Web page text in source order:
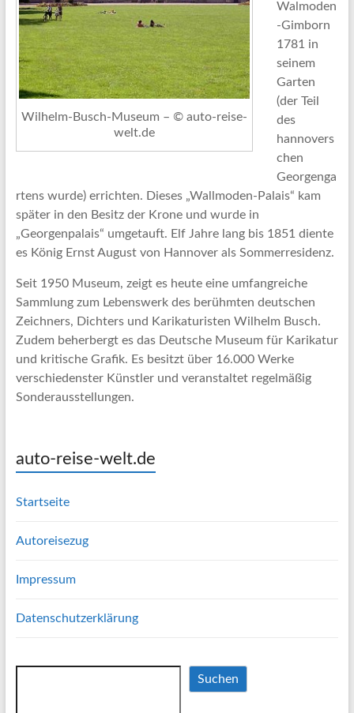
Wilhelm-Busch-Museum – © auto-reise-
welt.de
Walmoden
-Gimborn
1781 in
seinem
Garten
(der Teil
des
hannovers
chen
Georgenga
rtens wurde) errichten. Dieses „Wallmoden-Palais“ kam
später in den Besitz der Krone und wurde in
„Georgenpalais“ umgetauft. Elf Jahre lang bis 1851 diente
es König Ernst August von Hannover als Sommerresidenz.
Seit 1950 Museum, zeigt es heute eine umfangreiche
Sammlung zum Lebenswerk des berühmten deutschen
Zeichners, Dichters und Karikaturisten Wilhelm Busch.
Zudem beherbergt es das Deutsche Museum für Karikatur
und kritische Grafik. Es besitzt über 16.000 Werke
verschiedenster Künstler und veranstaltet regelmäßig
Sonderausstellungen.
auto-reise-welt.de
Startseite
Autoreisezug
Impressum
Datenschutzerklärung
Suchen